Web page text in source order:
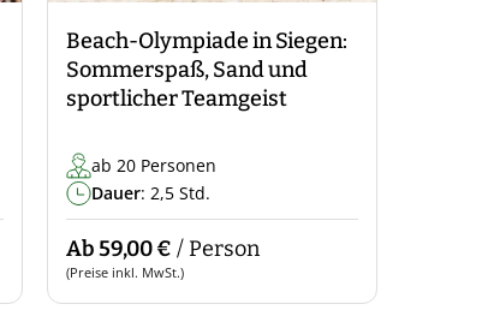
Beach-Olympiade in Siegen:
Sommerspaß, Sand und
sportlicher Teamgeist
ab 20 Personen
Dauer: 2,5 Std.
Ab 59,00 € / Person
(Preise inkl. MwSt.)